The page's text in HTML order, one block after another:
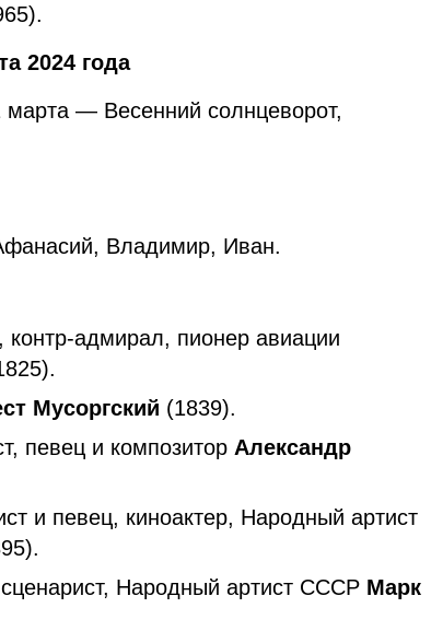
2024 года
— Весенний солнцеворот,
Владимир, Иван.
контр-адмирал, пионер авиации
Мусоргский (1839).
певец и композитор Александр
и певец, киноактер, Народный артист
Народный артист СССР Марк